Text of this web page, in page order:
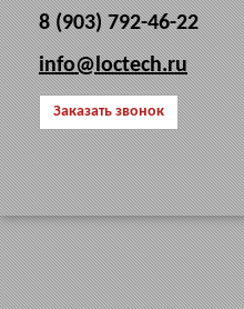
8 (903) 792-46-22
info@loctech.ru
Заказать звонок